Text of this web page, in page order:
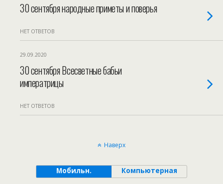
30 сентября народные приметы и поверья
НЕТ ОТВЕТОВ
29.09.2020
30 сентября Всесветные бабьи
императрицы
НЕТ ОТВЕТОВ
Наверх
Мобильн. Компьютерная